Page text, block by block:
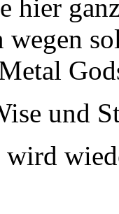
hier
wegen
und
wird